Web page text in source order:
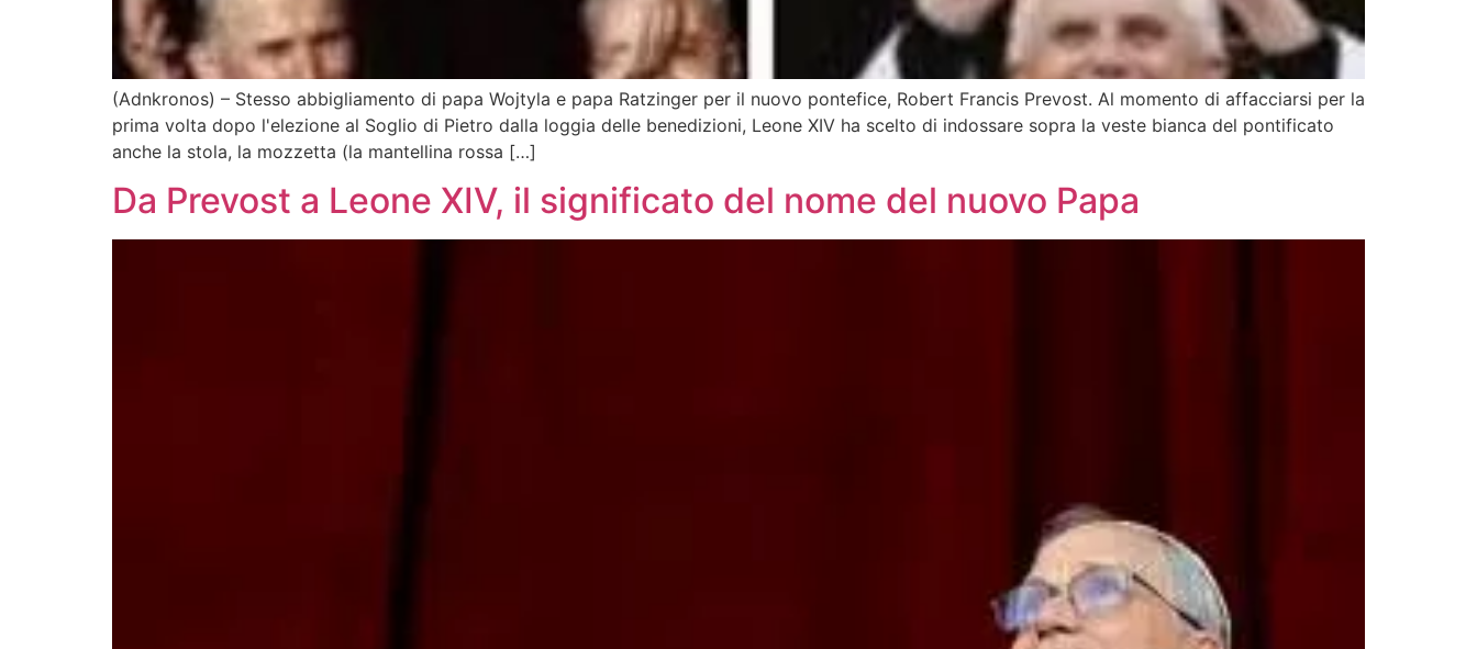
(Adnkronos) – Stesso abbigliamento di papa Wojtyla e papa Ratzinger per il nuovo pontefice, Robert Francis Prevost. Al momento di affacciarsi per la
prima volta dopo l'elezione al Soglio di Pietro dalla loggia delle benedizioni, Leone XIV ha scelto di indossare sopra la veste bianca del pontificato
anche la stola, la mozzetta (la mantellina rossa […]
Da Prevost a Leone XIV, il significato del nome del nuovo Papa